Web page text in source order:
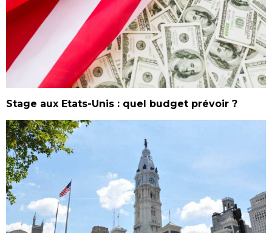
Stage aux Etats-Unis : quel budget prévoir ?